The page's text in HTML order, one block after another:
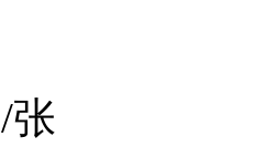
/张